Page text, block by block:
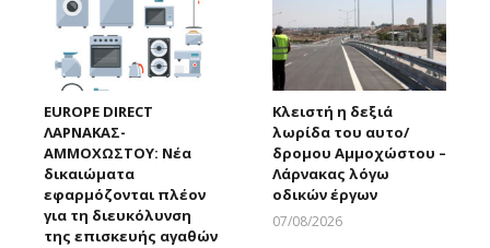
EUROPE DIRECT
ΛΑΡΝΑΚΑΣ-
ΑΜΜΟΧΩΣΤΟΥ: Νέα
δικαιώματα
εφαρμόζονται πλέον
για τη διευκόλυνση
της επισκευής αγαθών
Κλειστή η δεξιά
λωρίδα του αυτο/
δρομου Αμμοχώστου –
Λάρνακας λόγω
οδικών έργων
07/08/2026